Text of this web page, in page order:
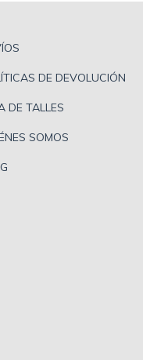
DE DEVOLUCIÓN
DE TALLES
SOMOS